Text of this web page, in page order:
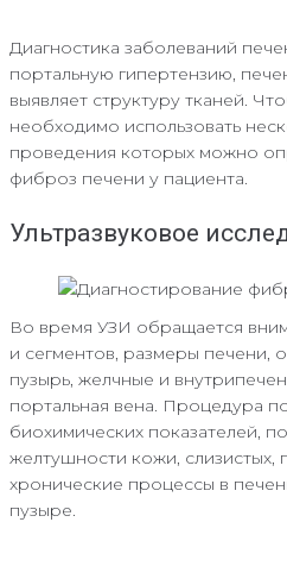
Диагностика заболеваний
портальную гипертензию,
выявляет структуру тканей.
необходимо использовать
проведения которых можно
фиброз печени у пациента.
Ультразвуковое
Во время УЗИ обращается
и сегментов, размеры печени,
пузырь, желчные и
портальная вена. Процедура
биохимических показателей,
желтушности кожи, слизистых,
хронические процессы в
пузыре.